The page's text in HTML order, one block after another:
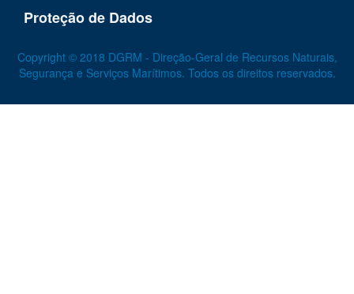
Proteção de Dados
Copyright © 2018 DGRM - Direção-Geral de Recursos Naturais,
Segurança e Serviços Marítimos. Todos os direitos reservados.